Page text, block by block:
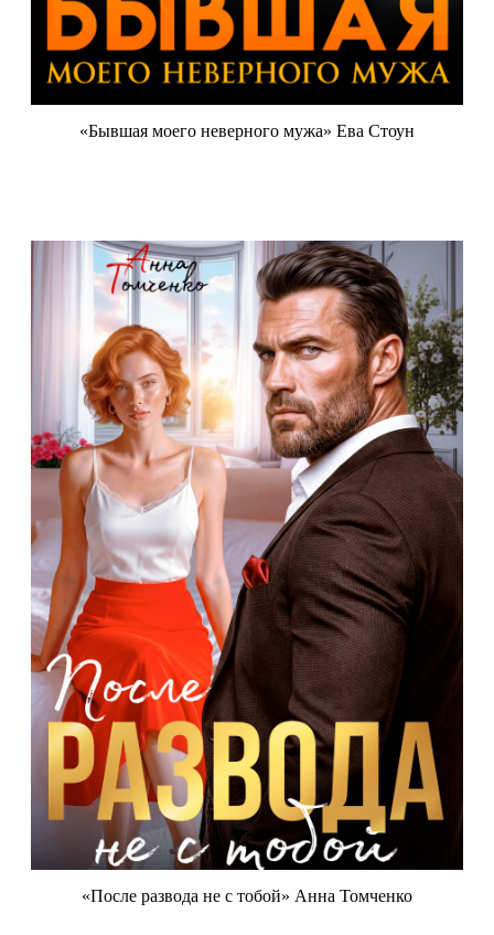
«Бывшая моего неверного мужа» Ева Стоун
«После развода не с тобой» Анна Томченко